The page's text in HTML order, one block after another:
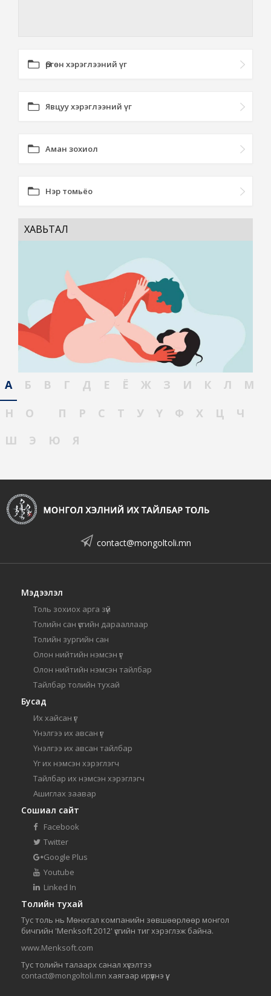
Өргөн хэрэглээний үг
Явцуу хэрэглээний үг
Аман зохиол
Нэр томьёо
ХАВЬТАЛ
А Б В Г Д Е Ё Ж З И К Л
М
Н
О П Р С Т У Ү Ф Х Ц
Ч
Ш
Э Ю Я
contact@mongoltoli.mn
Мэдээлэл
Толь зохиох арга зүй
Толийн сан үсгийн дарааллаар
Толийн зургийн сан
Олон нийтийн нэмсэн үг
Олон нийтийн нэмсэн тайлбар
Тайлбар толийн тухай
Бусад
Их хайсан үг
Үнэлгээ их авсан үг
Үнэлгээ их авсан тайлбар
Үг их нэмсэн хэрэглэгч
Тайлбар их нэмсэн хэрэглэгч
Ашиглах заавар
Сошиал сайт
Facebook
Twitter
Google Plus
Youtube
Linked In
Толийн тухай
Тус толь нь Мөнхгал компанийн зөвшөөрлөөр монгол
бичгийн 'Menksoft 2012' үсгийн тиг хэрэглэж байна.
www.Menksoft.com
Тус толийн талаарх санал хүсэлтээ
contact@mongoltoli.mn хаягаар ирүүлнэ үү.